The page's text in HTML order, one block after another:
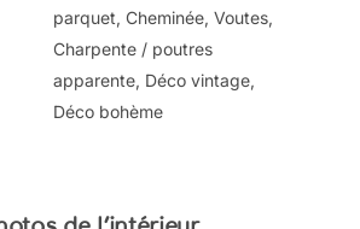
parquet, Cheminée, Voutes,
Charpente / poutres
apparente, Déco vintage,
Déco bohème